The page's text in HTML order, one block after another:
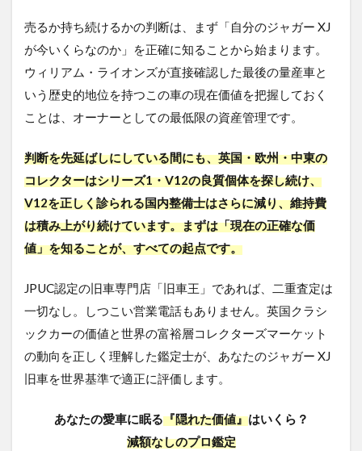
売るか持ち続けるかの判断は、まず「自分のジャガー XJ
が今いくらなのか」を正確に知ることから始まります。
ウィリアム・ライオンズが直接確認した最後の量産車と
いう歴史的地位を持つこの車の現在価値を把握しておく
ことは、オーナーとしての最低限の資産管理です。
判断を先延ばしにしている間にも、英国・欧州・中東の
コレクターはシリーズ1・V12の良質個体を探し続け、
V12を正しく診られる国内整備士はさらに減り、維持費
は積み上がり続けています。まずは「現在の正確な価
値」を知ることが、すべての起点です。
JPUC認定の旧車専門店「旧車王」であれば、二重査定は
一切なし。しつこい営業電話もありません。英国クラシ
ックカーの価値と世界の富裕層コレクターズマーケット
の動向を正しく理解した鑑定士が、あなたのジャガー XJ
旧車を世界基準で適正に評価します。
あなたの愛車に眠る『隠れた価値』はいくら？
減額なしのプロ鑑定